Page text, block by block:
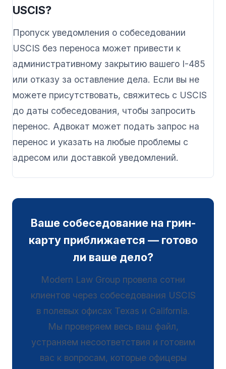
USCIS?
Пропуск уведомления о собеседовании
USCIS без переноса может привести к
административному закрытию вашего I-485
или отказу за оставление дела. Если вы не
можете присутствовать, свяжитесь с USCIS
до даты собеседования, чтобы запросить
перенос. Адвокат может подать запрос на
перенос и указать на любые проблемы с
адресом или доставкой уведомлений.
Ваше собеседование на грин-
карту приближается — готово
ли ваше дело?
Modern Law Group провела сотни
клиентов через собеседования USCIS
в полевых офисах Texas и California.
Мы проверяем весь ваш файл,
устраняем несоответствия и готовим
вас к вопросам, которые офицеры